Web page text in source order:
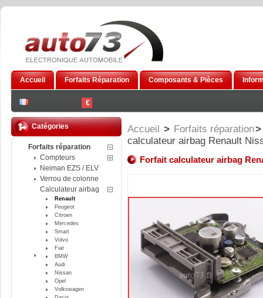
€
Accueil Forfaits Réparation Composants & Pièces
Catégories
Forfaits réparation
Compteurs
Neiman EZS / ELV
Verrou de colonne
Calculateur airbag
Renault
Peugeot
Citroen
Mercedes
Smart
Volvo
Fiat
BMW
Audi
Nissan
Opel
Volkswagen
Accueil > Forfaits réparation>
calculateur airbag Renault
Forfait calculateur airbag